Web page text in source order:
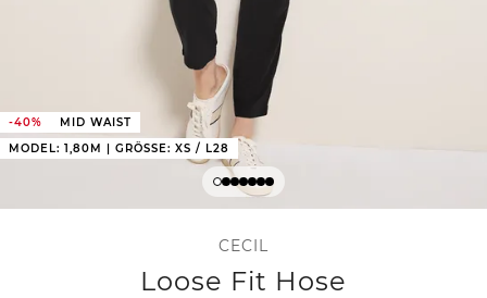
-40%
MID WAIST
MODEL: 1,80M | GRÖSSE: XS / L28
CECIL
Loose Fit Hose